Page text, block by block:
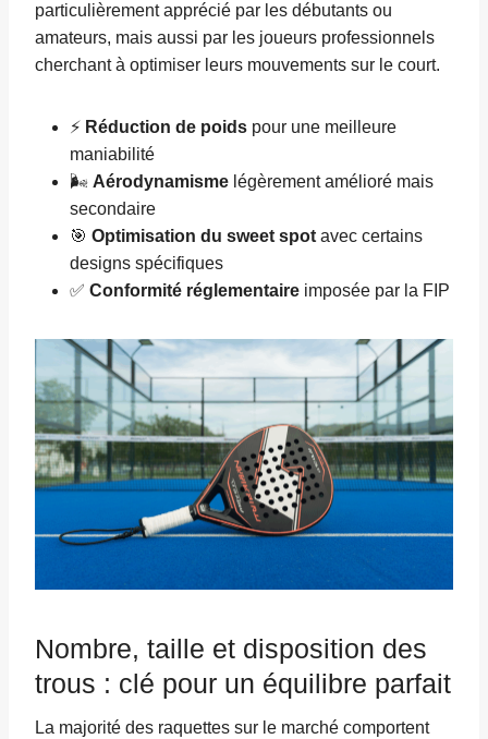
particulièrement apprécié par les débutants ou
amateurs, mais aussi par les joueurs professionnels
cherchant à optimiser leurs mouvements sur le court.
⚡ Réduction de poids pour une meilleure
maniabilité
🌬️ Aérodynamisme légèrement amélioré mais
secondaire
🎯 Optimisation du sweet spot avec certains
designs spécifiques
✅ Conformité réglementaire imposée par la FIP
Nombre, taille et disposition des
trous : clé pour un équilibre parfait
La majorité des raquettes sur le marché comportent